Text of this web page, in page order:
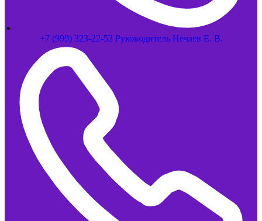
+7 (999) 323-22-53 Руководитель Нечаев Е. В.